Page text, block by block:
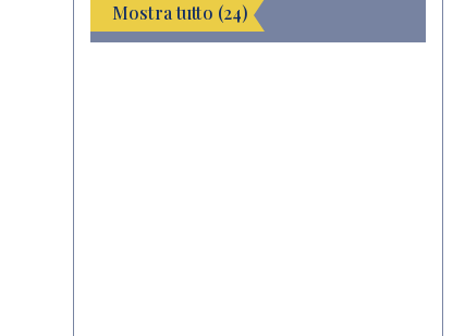
Mostra tutto (24)